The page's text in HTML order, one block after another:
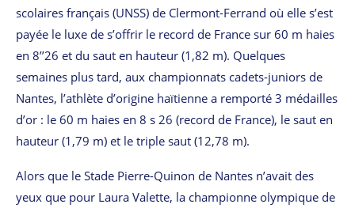
scolaires français (UNSS) de Clermont-Ferrand où elle s’est
payée le luxe de s’offrir le record de France sur 60 m haies
en 8’’26 et du saut en hauteur (1,82 m). Quelques
semaines plus tard, aux championnats cadets-juniors de
Nantes, l’athlète d’origine haïtienne a remporté 3 médailles
d’or : le 60 m haies en 8 s 26 (record de France), le saut en
hauteur (1,79 m) et le triple saut (12,78 m).
Alors que le Stade Pierre-Quinon de Nantes n’avait des
yeux que pour Laura Valette, la championne olympique de